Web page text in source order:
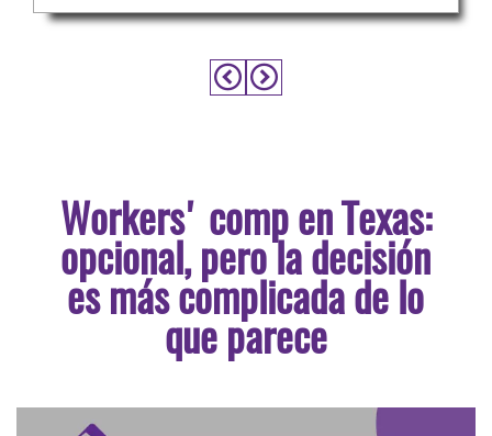
Workers' comp en Texas:
opcional, pero la decisión
es más complicada de lo
que parece